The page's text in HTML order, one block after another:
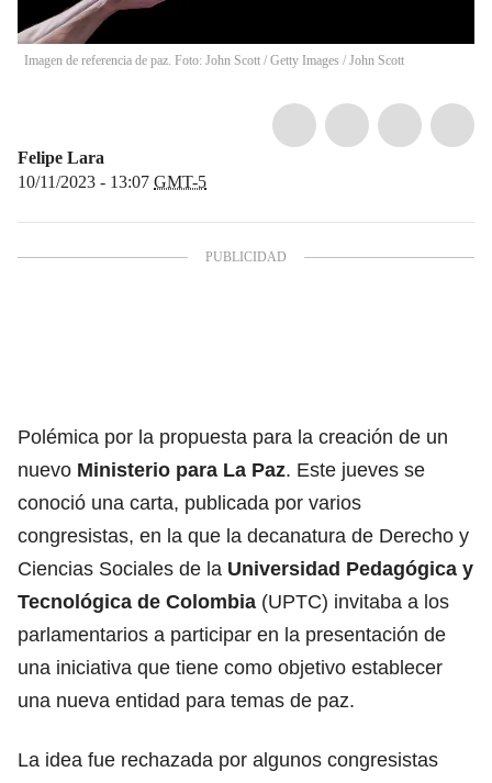
Imagen de referencia de paz. Foto: John Scott / Getty Images / John Scott
Felipe Lara
10/11/2023 - 13:07 GMT-5
Polémica por la propuesta para la creación de un
nuevo Ministerio para La Paz. Este jueves se
conoció una carta, publicada por varios
congresistas, en la que la decanatura de Derecho y
Ciencias Sociales de la Universidad Pedagógica y
Tecnológica de Colombia (UPTC) invitaba a los
parlamentarios a participar en la presentación de
una iniciativa que tiene como objetivo establecer
una nueva entidad para temas de paz.
La idea fue rechazada por algunos congresistas